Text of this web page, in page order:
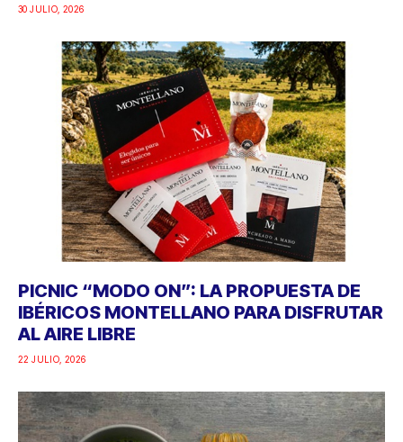
30 JULIO, 2026
PICNIC “MODO ON”: LA PROPUESTA DE
IBÉRICOS MONTELLANO PARA DISFRUTAR
AL AIRE LIBRE
22 JULIO, 2026